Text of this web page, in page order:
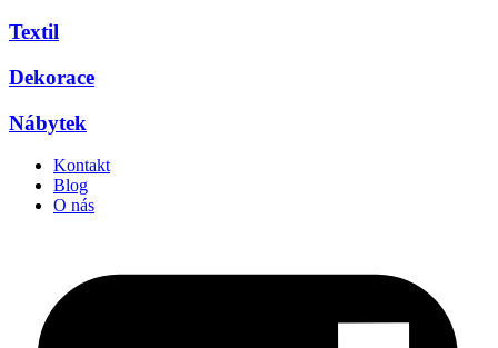
Textil
Dekorace
Nábytek
Kontakt
Blog
O nás